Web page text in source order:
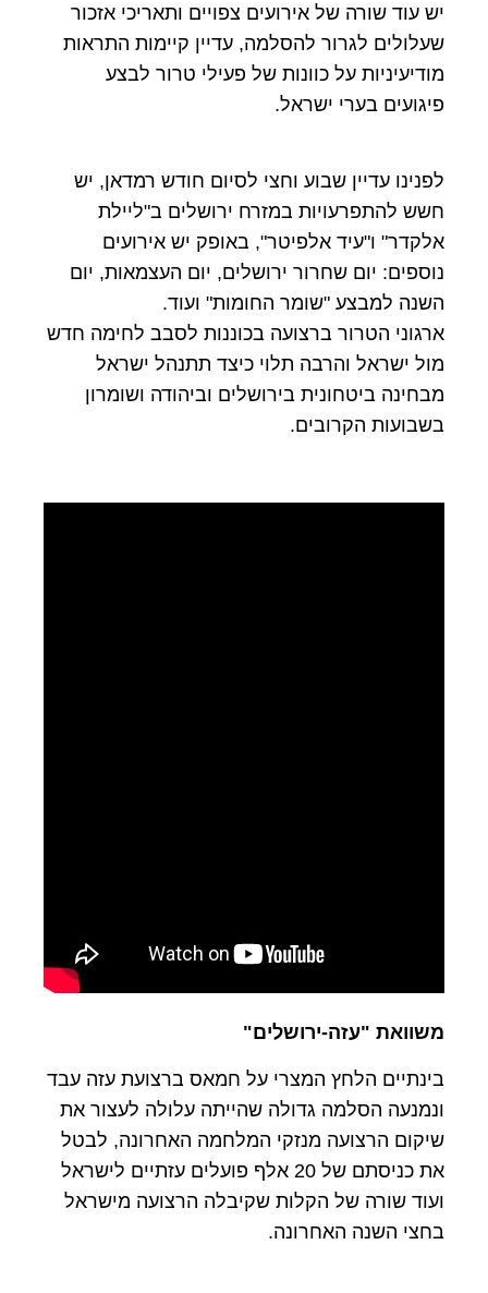
יש עוד שורה של אירועים צפויים ותאריכי אזכור
שעלולים לגרור להסלמה, עדיין קיימות התראות
מודיעיניות על כוונות של פעילי טרור לבצע
פיגועים בערי ישראל.
לפנינו עדיין שבוע וחצי לסיום חודש רמדאן, יש
חשש להתפרעויות במזרח ירושלים ב"ליילת
אלקדר" ו"עיד אלפיטר", באופק יש אירועים
נוספים: יום שחרור ירושלים, יום העצמאות, יום
השנה למבצע "שומר החומות" ועוד.
ארגוני הטרור ברצועה בכוננות לסבב לחימה חדש
מול ישראל והרבה תלוי כיצד תתנהל ישראל
מבחינה ביטחונית בירושלים וביהודה ושומרון
בשבועות הקרובים.
משוואת "עזה-ירושלים"
בינתיים הלחץ המצרי על חמאס ברצועת עזה עבד
ונמנעה הסלמה גדולה שהייתה עלולה לעצור את
שיקום הרצועה מנזקי המלחמה האחרונה, לבטל
את כניסתם של 20 אלף פועלים עזתיים לישראל
ועוד שורה של הקלות שקיבלה הרצועה מישראל
בחצי השנה האחרונה.